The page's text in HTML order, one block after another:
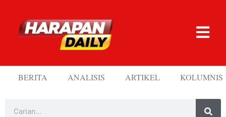
BERITA ANALISIS ARTIKEL KOLUMNIS